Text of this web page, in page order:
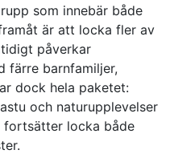
som innebär både
är att locka fler av
påverkar
färre barnfamiljer,
dock hela paketet:
och naturupplevelser
fortsätter locka både